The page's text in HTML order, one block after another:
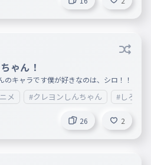
ゃん！
のキャラです僕が好きなのは、シロ！！
メ #クレヨンしんちゃん #しろ
26 2